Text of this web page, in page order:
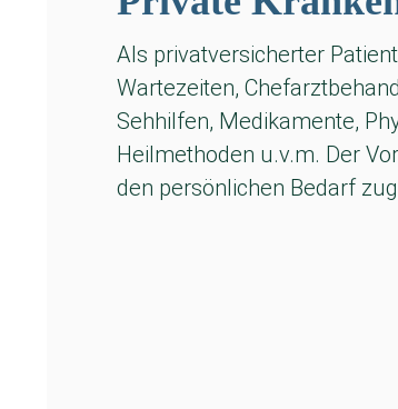
Als privatversicherter
Wartezeiten,
Sehhilfen, Medikamente,
Heilmethoden u.v.m. Der
den persönlichen Bedarf